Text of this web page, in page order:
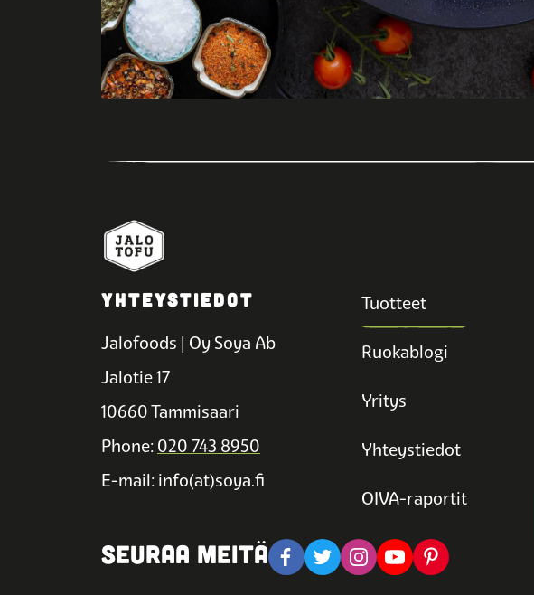
YHTEYSTIEDOT
Jalofoods | Oy Soya Ab
Jalotie 17
10660 Tammisaari
Phone: 020 743 8950
E-mail: info(at)soya.fi
Tuotteet
Ruokablogi
Yritys
Yhteystiedot
OIVA-raportit
SEURAA MEITÄ